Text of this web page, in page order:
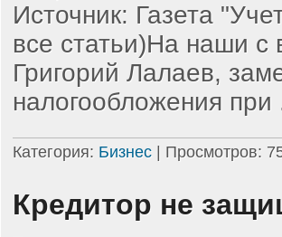
Источник: Газета
все статьи)На наши с
Григорий Лалаев,
налогообложения при
Категория: Бизнес | Просмотров:
Кредитор не